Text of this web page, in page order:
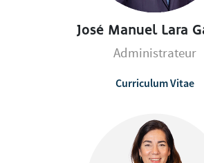
José Manuel Lara
Administrateur
Curriculum Vitae